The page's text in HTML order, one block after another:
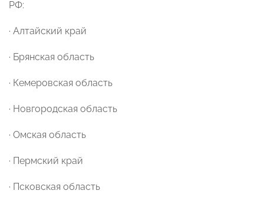
РФ:
· Алтайский край
· Брянская область
· Кемеровская область
· Новгородская область
· Омская область
· Пермский край
· Псковская область